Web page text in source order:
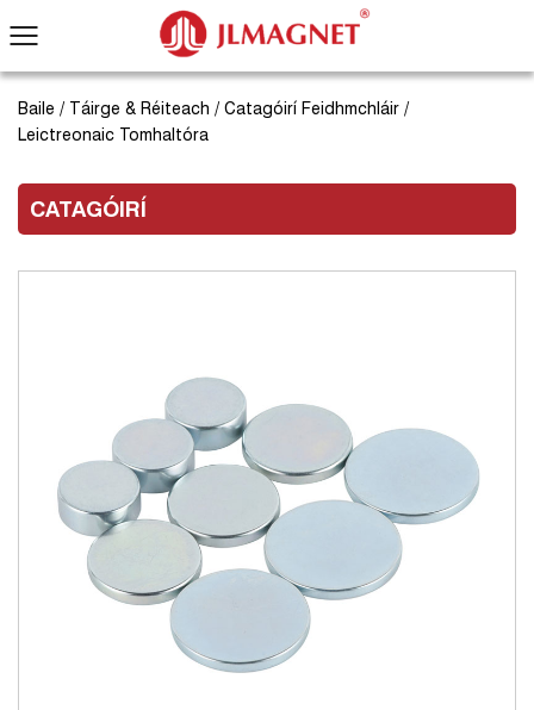
Baile / Táirge & Réiteach / Catagóirí Feidhmchláir /
Leictreonaic Tomhaltóra
CATAGÓIRÍ